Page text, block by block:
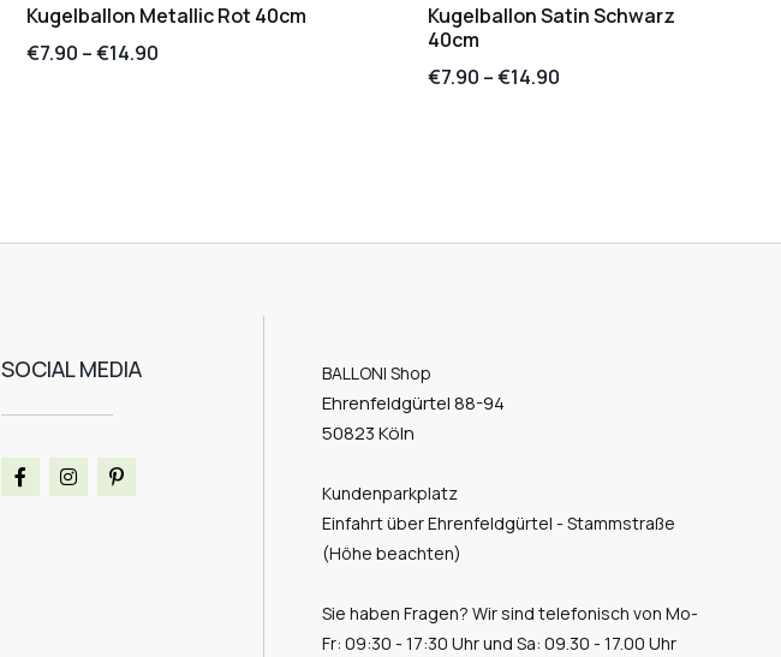
Kugelballon Metallic Rot 40cm
€7.90 –€14.90
Kugelballon Satin Schwarz
40cm
€7.90 –€14.90
SOCIAL MEDIA BALLONI Shop
Ehrenfeldgürtel 88-94
50823 Köln
Kundenparkplatz
Einfahrt über Ehrenfeldgürtel - Stammstraße
(Höhe beachten)
Sie haben Fragen? Wir sind telefonisch von Mo-
Fr: 09:30 - 17:30 Uhr und Sa: 09.30 - 17.00 Uhr